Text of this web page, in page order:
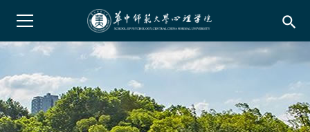
search